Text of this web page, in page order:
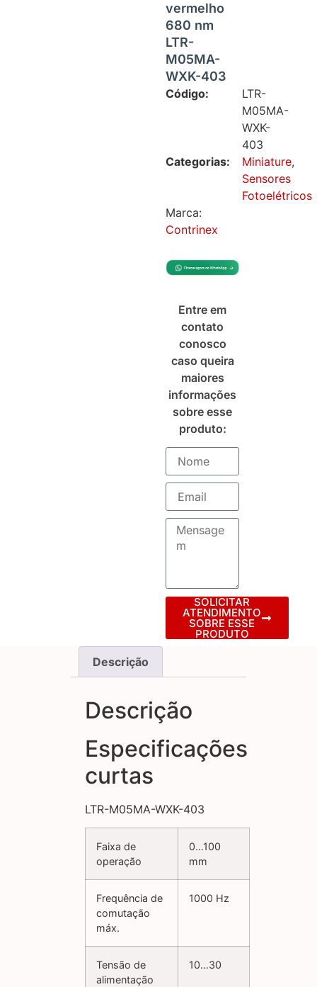
vermelho
680 nm
LTR-
M05MA-
WXK-403
Código:
LTR-
M05MA-
WXK-
403
Categorias:
Miniature,
Sensores
Fotoelétricos
Marca:
Contrinex
Entre em
contato
conosco
caso queira
maiores
informações
sobre esse
produto:
SOLICITAR
ATENDIMENTO
SOBRE ESSE
PRODUTO
Descrição
Descrição
Especificações
curtas
LTR-M05MA-WXK-403
Faixa de
operação
0…100
mm
Frequência de
comutação
máx.
1000 Hz
Tensão de
alimentação
10…30